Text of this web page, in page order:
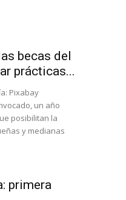
becas del
prácticas...
Pixabay
un año
posibilitan la
y medianas
primera